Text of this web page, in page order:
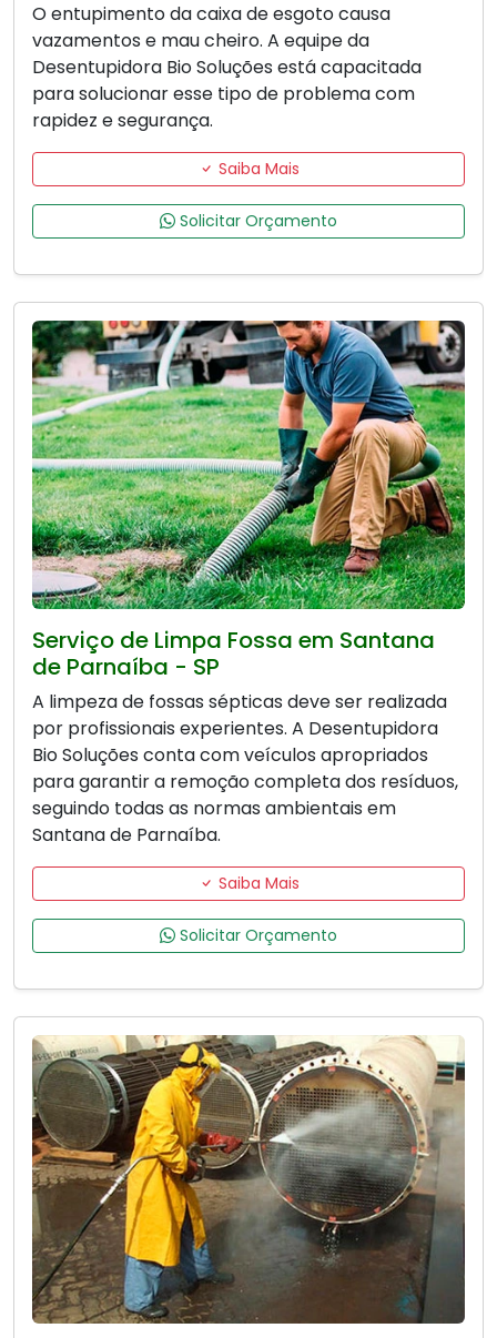
O entupimento da caixa de esgoto causa
vazamentos e mau cheiro. A equipe da
Desentupidora Bio Soluções está capacitada
para solucionar esse tipo de problema com
rapidez e segurança.
Saiba Mais
Solicitar Orçamento
Serviço de Limpa Fossa em Santana
de Parnaíba - SP
A limpeza de fossas sépticas deve ser realizada
por profissionais experientes. A Desentupidora
Bio Soluções conta com veículos apropriados
para garantir a remoção completa dos resíduos,
seguindo todas as normas ambientais em
Santana de Parnaíba.
Saiba Mais
Solicitar Orçamento